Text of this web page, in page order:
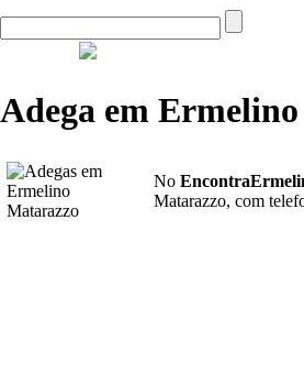
Adega em
No
Matarazzo, com